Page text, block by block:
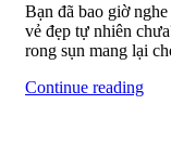
Bạn đã bao giờ
vẻ đẹp tự nhiên
rong sụn mang lại
Continue reading